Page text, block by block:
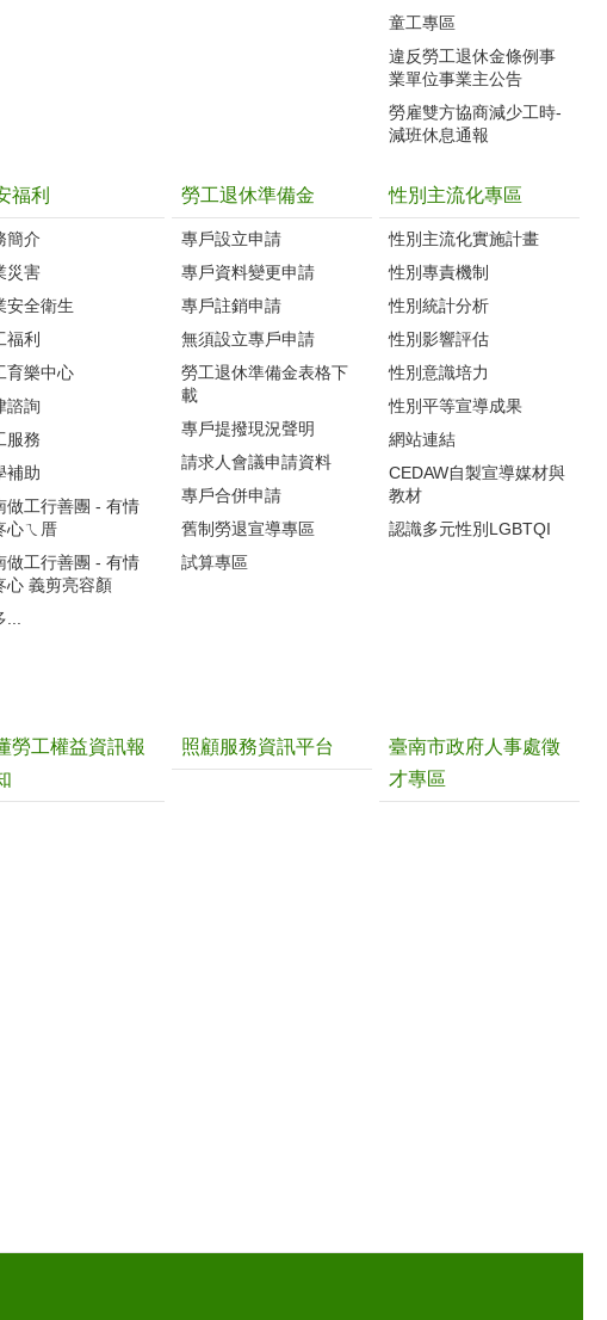
童工專區
違反勞工退休金條例事
業單位事業主公告
勞雇雙方協商減少工時-
減班休息通報
福利
簡介
災害
安全衛生
福利
育樂中心
諮詢
服務
補助
做工行善團 - 有情
心ㄟ厝
做工行善團 - 有情
心 義剪亮容顏
勞工退休準備金
專戶設立申請
專戶資料變更申請
專戶註銷申請
無須設立專戶申請
勞工退休準備金表格下
載
專戶提撥現況聲明
請求人會議申請資料
專戶合併申請
舊制勞退宣導專區
試算專區
性別主流化專區
性別主流化實施計畫
性別專責機制
性別統計分析
性別影響評估
性別意識培力
性別平等宣導成果
網站連結
CEDAW自製宣導媒材與
教材
認識多元性別LGBTQI
勞工權益資訊報
照顧服務資訊平台
臺南市政府人事處徵
才專區